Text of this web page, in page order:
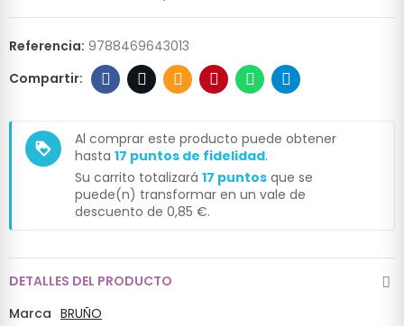
Referencia: 9788469643013
loyalty
Al comprar este producto puede obtener
hasta 17 puntos de fidelidad.
Su carrito totalizará 17 puntos que se
puede(n) transformar en un vale de
descuento de 0,85 €.
DETALLES DEL PRODUCTO
Marca BRUÑO